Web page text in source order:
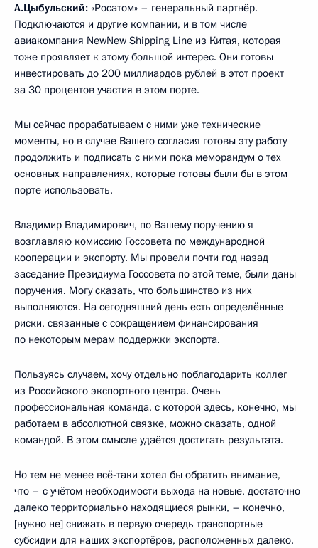
А.Цыбульский: «Росатом» – генеральный партнёр.
Подключаются и другие компании, и в том числе
авиакомпания NewNew Shipping Line из Китая, которая
тоже проявляет к этому большой интерес. Они готовы
инвестировать до 200 миллиардов рублей в этот проект
за 30 процентов участия в этом порте.
Мы сейчас прорабатываем с ними уже технические
моменты, но в случае Вашего согласия готовы эту работу
продолжить и подписать с ними пока меморандум о тех
основных направлениях, которые готовы были бы в этом
порте использовать.
Владимир Владимирович, по Вашему поручению я
возглавляю комиссию Госсовета по международной
кооперации и экспорту. Мы провели почти год назад
заседание Президиума Госсовета по этой теме, были даны
поручения. Могу сказать, что большинство из них
выполняются. На сегодняшний день есть определённые
риски, связанные с сокращением финансирования
по некоторым мерам поддержки экспорта.
Пользуясь случаем, хочу отдельно поблагодарить коллег
из Российского экспортного центра. Очень
профессиональная команда, с которой здесь, конечно, мы
работаем в абсолютной связке, можно сказать, одной
командой. В этом смысле удаётся достигать результата.
Но тем не менее всё-таки хотел бы обратить внимание,
что – с учётом необходимости выхода на новые, достаточно
далеко территориально находящиеся рынки, – конечно,
[нужно не] снижать в первую очередь транспортные
субсидии для наших экспортёров, расположенных далеко.